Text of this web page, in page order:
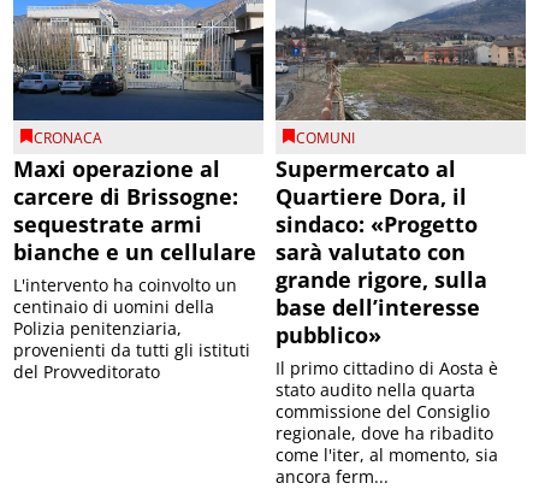
CRONACA
Maxi operazione al
carcere di Brissogne:
sequestrate armi
bianche e un cellulare
L'intervento ha coinvolto un
centinaio di uomini della
Polizia penitenziaria,
provenienti da tutti gli istituti
del Provveditorato
COMUNI
Supermercato al
Quartiere Dora, il
sindaco: «Progetto
sarà valutato con
grande rigore, sulla
base dell’interesse
pubblico»
Il primo cittadino di Aosta è
stato audito nella quarta
commissione del Consiglio
regionale, dove ha ribadito
come l'iter, al momento, sia
ancora ferm...